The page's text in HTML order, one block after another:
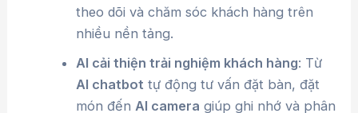
theo dõi và chăm sóc khách hàng trên
nhiều nền tảng.
AI cải thiện trải nghiệm khách hàng: Từ
AI chatbot tự động tư vấn đặt bàn, đặt
món đến AI camera giúp ghi nhớ và phân